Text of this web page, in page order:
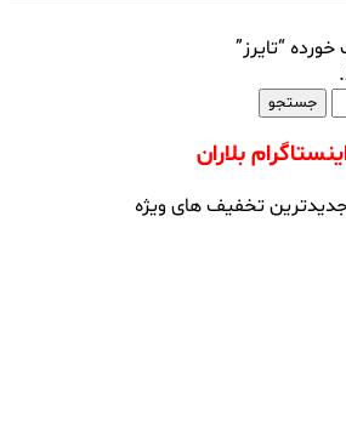
“تایرز”
جستجو
بلاران
جدیدترین تخفیف های ویژه